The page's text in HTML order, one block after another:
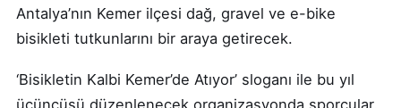
Antalya’nın Kemer ilçesi dağ, gravel ve e-bike
bisikleti tutkunlarını bir araya getirecek.
‘Bisikletin Kalbi Kemer’de Atıyor’ sloganı ile bu yıl
üçüncüsü düzenlenecek organizasyonda sporcular,